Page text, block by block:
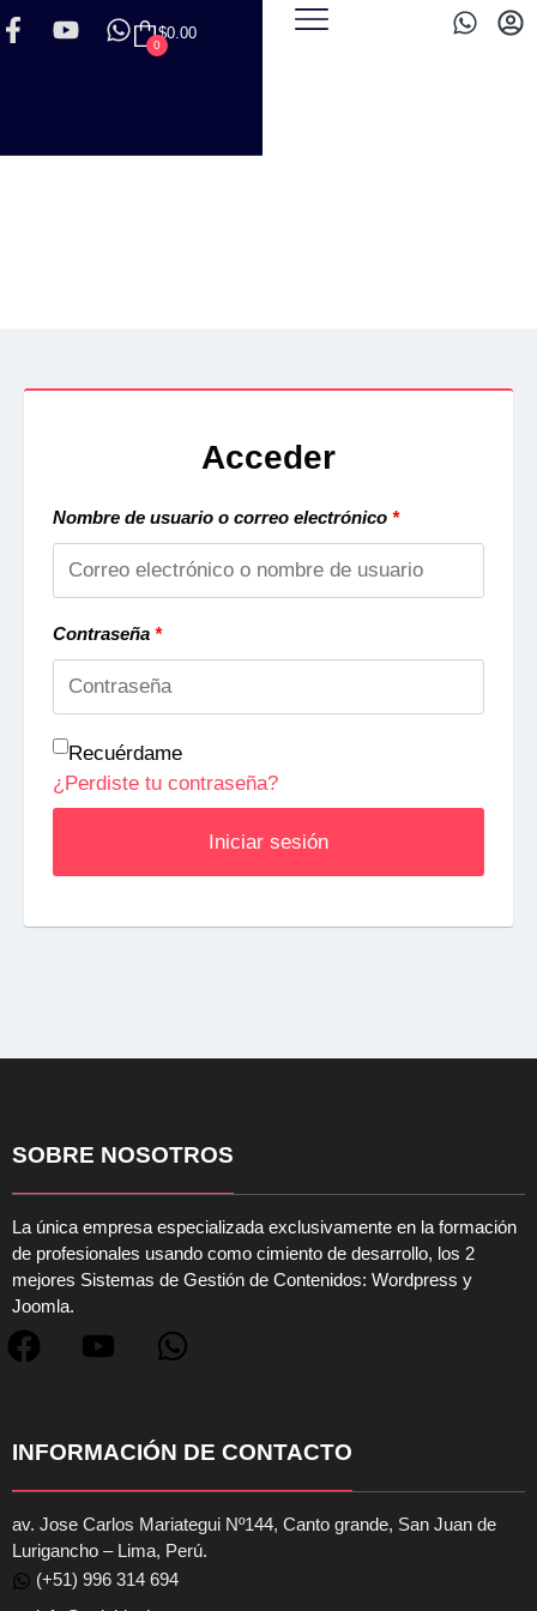
$0.00
0
Acceder
Nombre de usuario o correo electrónico *
Contraseña *
Recuérdame
Iniciar sesión
¿Perdiste tu contraseña?
SOBRE NOSOTROS
La única empresa especializada exclusivamente en la formación
de profesionales usando como cimiento de desarrollo, los 2
mejores Sistemas de Gestión de Contenidos: Wordpress y
Joomla.
INFORMACIÓN DE CONTACTO
av. Jose Carlos Mariategui Nº144, Canto grande, San Juan de
Lurigancho – Lima, Perú.
(+51) 996 314 694